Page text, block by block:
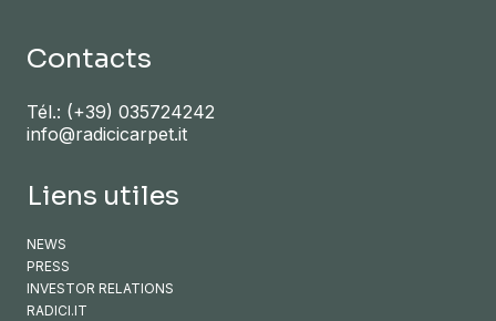
Contacts
Tél.: (+39) 035724242
info@radicicarpet.it
Liens utiles
NEWS
PRESS
INVESTOR RELATIONS
RADICI.IT